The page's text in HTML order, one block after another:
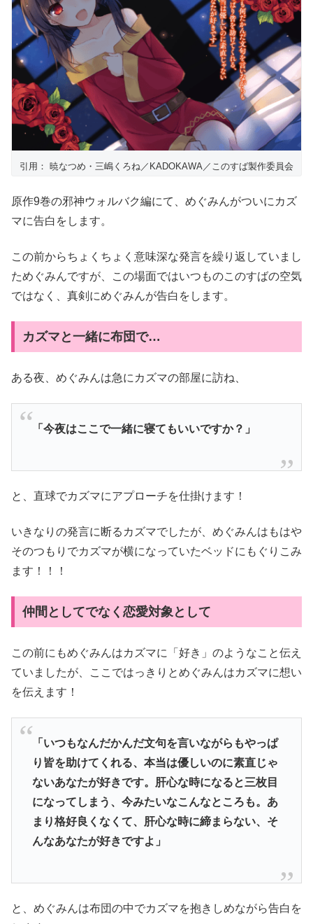
引用： 暁なつめ・三嶋くろね／KADOKAWA／このすば製作委員会
原作9巻の邪神ウォルバク編にて、めぐみんがついにカズ
マに告白をします。
この前からちょくちょく意味深な発言を繰り返していまし
ためぐみんですが、この場面ではいつものこのすばの空気
ではなく、真剣にめぐみんが告白をします。
カズマと一緒に布団で…
ある夜、めぐみんは急にカズマの部屋に訪ね、
「今夜はここで一緒に寝てもいいですか？」
と、直球でカズマにアプローチを仕掛けます！
いきなりの発言に断るカズマでしたが、めぐみんはもはや
そのつもりでカズマが横になっていたベッドにもぐりこみ
ます！！！
仲間としてでなく恋愛対象として
この前にもめぐみんはカズマに「好き」のようなこと伝え
ていましたが、ここではっきりとめぐみんはカズマに想い
を伝えます！
「いつもなんだかんだ文句を言いながらもやっぱ
り皆を助けてくれる、本当は優しいのに素直じゃ
ないあなたが好きです。肝心な時になると三枚目
になってしまう、今みたいなこんなところも。あ
まり格好良くなくて、肝心な時に締まらない、そ
んなあなたが好きですよ」
と、めぐみんは布団の中でカズマを抱きしめながら告白を